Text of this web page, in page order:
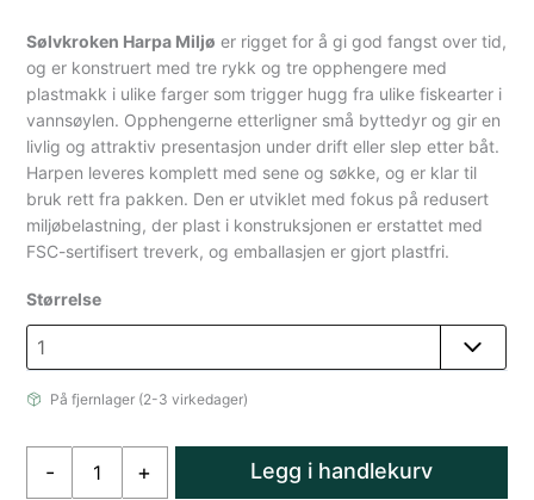
Sølvkroken Harpa Miljø er rigget for å gi god fangst over tid,
og er konstruert med tre rykk og tre opphengere med
plastmakk i ulike farger som trigger hugg fra ulike fiskearter i
vannsøylen. Opphengerne etterligner små byttedyr og gir en
livlig og attraktiv presentasjon under drift eller slep etter båt.
Harpen leveres komplett med sene og søkke, og er klar til
bruk rett fra pakken. Den er utviklet med fokus på redusert
miljøbelastning, der plast i konstruksjonen er erstattet med
FSC-sertifisert treverk, og emballasjen er gjort plastfri.
Størrelse
På fjernlager (2-3 virkedager)
- + Legg i handlekurv